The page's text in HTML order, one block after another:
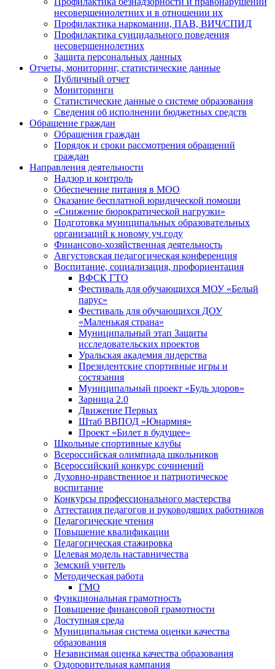
несовершеннолетних и в отношении их
Профилактика наркомании, ПАВ, ВИЧ/СПИД
Профилактика суицидального поведения
несовершеннолетних
Защита персональных данных
Отчеты, мониторинг, статистические данные
Публичный отчет
Мониторинги
Статистические данные о системе образования
Сведения об исполнении бюджетных средств
Обращение граждан
Обращения граждан
Порядок и сроки рассмотрения обращений
граждан
Направления деятельности
Надзор и контроль
Обеспечение питания в МОО
Оказание бесплатной юридической помощи
«Снижение бюрократической нагрузки»
Подготовка муниципальных образовательных
организаций к новому уч.году
Финансово-хозяйственная деятельность
Августовская педагогическая конференция
Воспитание, социализация, профориентация
ВФСК ГТО
Фестиваль для обучающихся МОУ «Белый
парус»
Фестиваль для обучающихся ДОУ
«Маленькая страна»
Муниципальный этап Защиты
исследовательских проектов
Уральская академия лидерства
Президентские спортивные игры и
состязания
Муниципальный проект «Будь здоров»
Зарница 2.0
Движение Первых
Штаб ВВПОД «Юнармия»
Проект «Билет в будущее»
Школьные спортивные клубы
Всероссийская олимпиада школьников
Всероссийский конкурс сочинений
Духовно-нравственное и патриотическое
воспитание
Конкурсы профессионального мастерства
Аттестация педагогов и руководящих работников
Педагогические чтения
Повышение квалификации
Педагогическая стажировка
Целевая модель наставничества
Земский учитель
Методическая работа
ГМО
Функциональная грамотность
Повышение финансовой грамотности
Доступная среда
Муниципальная система оценки качества
образования
Независимая оценка качества образования
Оздоровительная кампания